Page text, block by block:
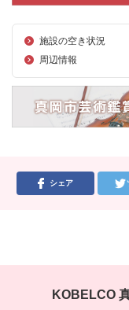
施設の空き状況
周辺情報
シェア
KOBELCO